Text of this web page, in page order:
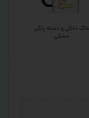
ماگ داخل و دسته رنگی
مشکی